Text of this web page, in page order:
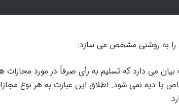
می دارد که تسلیم به رأی صرفاً در مورد مجازات
یا دیه نمی شود. اطلاق این عبارت به هر نوع